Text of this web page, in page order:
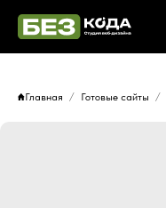
Главная Готовые сайты